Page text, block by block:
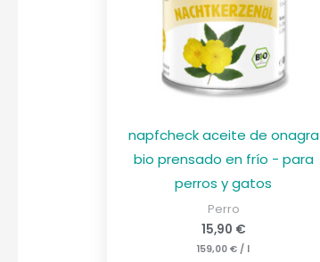
napfcheck aceite de onagra
bio prensado en frío - para
perros y gatos
Perro
15,90 €
159,00€ / l